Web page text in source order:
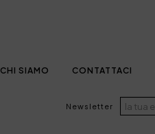
CHI SIAMO CONTATTACI
Newsletter